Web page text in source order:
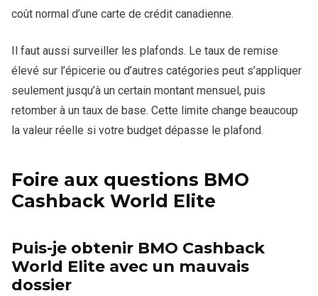
coût normal d’une carte de crédit canadienne.
Il faut aussi surveiller les plafonds. Le taux de remise
élevé sur l’épicerie ou d’autres catégories peut s’appliquer
seulement jusqu’à un certain montant mensuel, puis
retomber à un taux de base. Cette limite change beaucoup
la valeur réelle si votre budget dépasse le plafond.
Foire aux questions BMO
Cashback World Elite
Puis-je obtenir BMO Cashback
World Elite avec un mauvais
dossier